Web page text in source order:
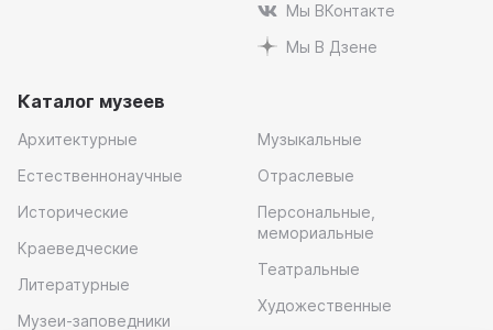
Мы ВКонтакте
Мы В Дзене
Каталог музеев
Архитектурные
Естественнонаучные
Исторические
Краеведческие
Литературные
Музеи-заповедники
Музыкальные
Отраслевые
Персональные,
мемориальные
Театральные
Художественные